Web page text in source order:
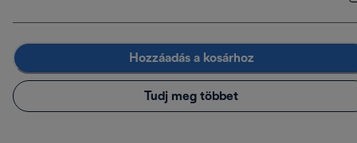
Hozzáadás a kosárhoz
Tudj meg többet